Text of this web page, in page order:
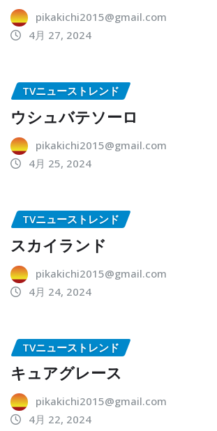
pikakichi2015@gmail.com
4月 27, 2024
TVニューストレンド
ウシュバテソーロ
pikakichi2015@gmail.com
4月 25, 2024
TVニューストレンド
スカイランド
pikakichi2015@gmail.com
4月 24, 2024
TVニューストレンド
キュアグレース
pikakichi2015@gmail.com
4月 22, 2024